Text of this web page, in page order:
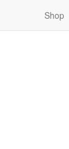
Shop